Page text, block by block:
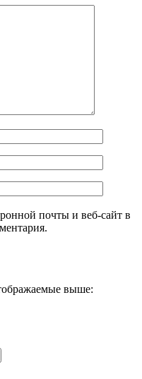
почты и веб-сайт в
выше: